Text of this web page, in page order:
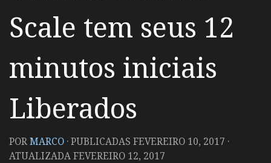
Scale tem seus 12
minutos iniciais
Liberados
PORMARCO · PUBLICADAS FEVEREIRO 10, 2017 ·
ATUALIZADAFEVEREIRO 12, 2017